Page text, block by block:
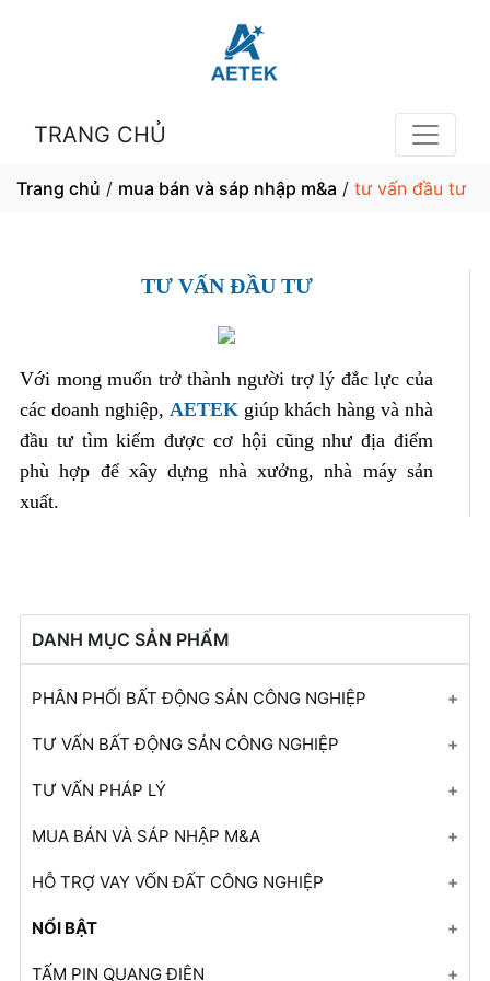
TRANG CHỦ
Trang chủ / mua bán và sáp nhập m&a / tư vấn đầu tư
TƯ VẤN ĐẦU TƯ
Với mong muốn trở thành người trợ lý đắc lực của
các doanh nghiệp, AETEK giúp khách hàng và nhà
đầu tư tìm kiếm được cơ hội cũng như địa điểm
phù hợp để xây dựng nhà xưởng, nhà máy sản
xuất.
DANH MỤC SẢN PHẨM
PHÂN PHỐI BẤT ĐỘNG SẢN CÔNG NGHIỆP
KCN Quảng Châu - Bắc Giang
KCN Thuận Thành 3 - Phân khu A - Bắc Ninh
KCN Tiến Sơn - Bắc Ninh
KCN VSIP - Bắc Ninh
TƯ VẤN BẤT ĐỘNG SẢN CÔNG NGHIỆP
Đất công nghiệp cho thuê
Nhà xưởng cho thuê
+ Mở nhóm...
TƯ VẤN PHÁP LÝ
Tư vấn giấy phép đầu tư
Tư vấn đánh giá tác động môi trường
Tư vấn thiết kế, thẩm định PCCC
Tư vấn xây dựng
MUA BÁN VÀ SÁP NHẬP M&A
Tái cấu trúc doanh nghiệp
Tư vấn đầu tư
Tư vấn M&A
HỖ TRỢ VAY VỐN ĐẤT CÔNG NGHIỆP
Hỗ trợ vay vốn đất công nghiệp
+ Mở nhóm...
NỔI BẬT
+ Mở nhóm...
TẤM PIN QUANG ĐIỆN